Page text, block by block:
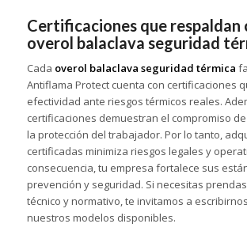
Certificaciones que respaldan
overol balaclava seguridad
Cada overol balaclava seguridad térmica
Antiflama Protect cuenta con certificaciones
efectividad ante riesgos térmicos reales.
certificaciones demuestran el compromiso
la protección del trabajador. Por lo tanto,
certificadas minimiza riesgos legales y
consecuencia, tu empresa fortalece sus
prevención y seguridad. Si necesitas
técnico y normativo, te invitamos a
nuestros modelos disponibles.